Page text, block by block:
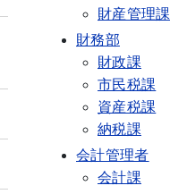
財産管理課
財務部
財政課
市民税課
資産税課
納税課
会計管理者
会計課